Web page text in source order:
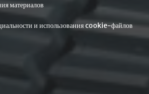
материалов
и использования cookie-файлов